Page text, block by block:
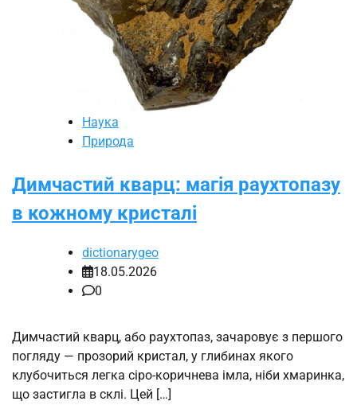
Наука
Природа
Димчастий кварц: магія раухтопазу
в кожному кристалі
dictionarygeo
18.05.2026
0
Димчастий кварц, або раухтопаз, зачаровує з першого
погляду — прозорий кристал, у глибинах якого
клубочиться легка сіро-коричнева імла, ніби хмаринка,
що застигла в склі. Цей […]